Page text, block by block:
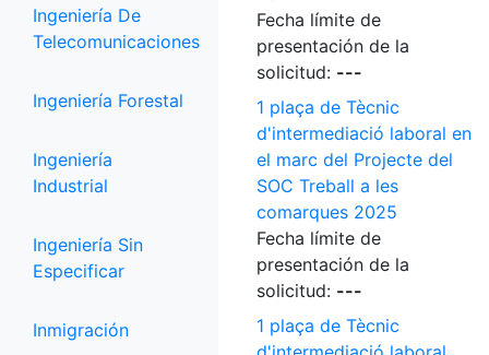
Ingeniería De
Telecomunicaciones
Ingeniería Forestal
Ingeniería
Industrial
Ingeniería Sin
Especificar
Inmigración
Fecha límite de
presentación de la
solicitud: ---
1 plaça de Tècnic
d'intermediació laboral en
el marc del Projecte del
SOC Treball a les
comarques 2025
Fecha límite de
presentación de la
solicitud: ---
1 plaça de Tècnic